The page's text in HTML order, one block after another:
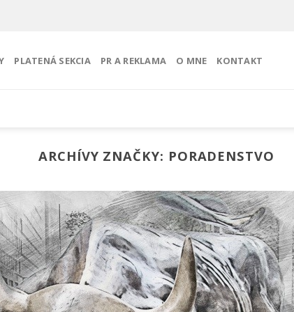
PLATENÁ SEKCIA PR A REKLAMA O MNE KONTAKT
ARCHÍVY ZNAČKY: PORADENSTVO